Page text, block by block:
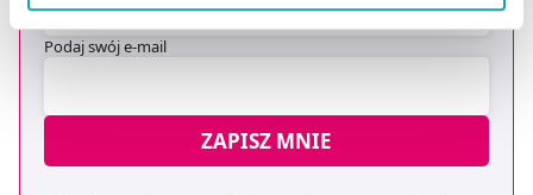
zbieranie danych o Twojej aktywności dokonaj
preferowanych przez Ciebie wyborów i kliknij „
Możesz również kliknąć „Zaakceptuj niezbędne
będzie oznaczało, że nie wyrażasz zgody na
Podaj swój e-mail
ZAPISZ MNIE